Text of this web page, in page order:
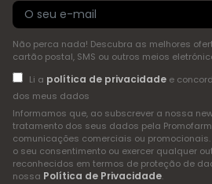
Não perca nada! Descubra as melhores
cartão postal, SMS ou outros meios
Li a política de privacidadee
dos meus dados
Informamos que, ao subscrever a nossa
tratamento dos seus dados pela
comunicações comerciais ou
o seu consentimento ou exercer qualquer
reconhecidos em termos de proteção de
nossa Política de Privacidade.